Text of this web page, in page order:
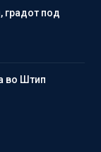
градот под
во Штип